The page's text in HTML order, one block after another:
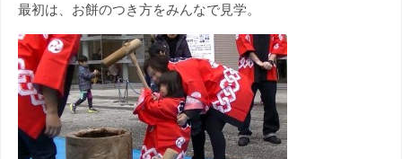
最初は、お餅のつき方をみんなで見学。